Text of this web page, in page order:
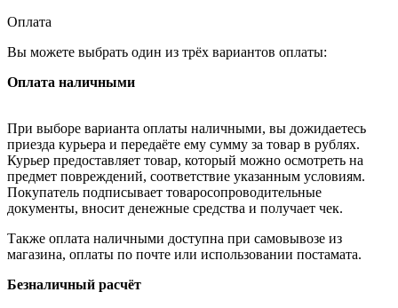
Оплата
Вы можете выбрать один из трёх вариантов оплаты:
Оплата наличными
При выборе варианта оплаты наличными, вы дожидаетесь
приезда курьера и передаёте ему сумму за товар в рублях.
Курьер предоставляет товар, который можно осмотреть на
предмет повреждений, соответствие указанным условиям.
Покупатель подписывает товаросопроводительные
документы, вносит денежные средства и получает чек.
Также оплата наличными доступна при самовывозе из
магазина, оплаты по почте или использовании постамата.
Безналичный расчёт